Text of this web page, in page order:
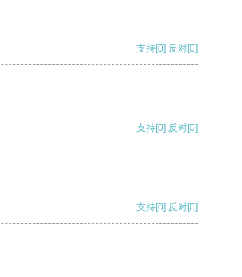
支持[0] 反对[0]
支持[0] 反对[0]
支持[0] 反对[0]